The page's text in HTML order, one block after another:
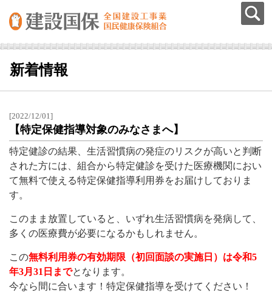
新着情報
[2022/12/01]
【特定保健指導対象のみなさまへ】
特定健診の結果、生活習慣病の発症のリスクが高いと判断
された方には、組合から特定健診を受けた医療機関におい
て無料で使える特定保健指導利用券をお届けしておりま
す。
このまま放置していると、いずれ生活習慣病を発病して、
多くの医療費が必要になるかもしれません。
この無料利用券の有効期限（初回面談の実施日）は令和5
年3月31日までとなります。
今なら間に合います！特定保健指導を受けてください！